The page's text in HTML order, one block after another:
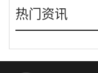
热门资讯